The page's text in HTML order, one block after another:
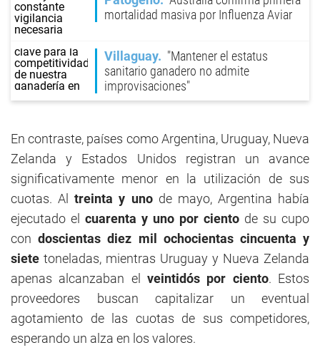
mortalidad masiva por Influenza Aviar
Villaguay
"Mantener el estatus
sanitario ganadero no admite
improvisaciones"
En contraste, países como Argentina, Uruguay, Nueva
Zelanda y Estados Unidos registran un avance
significativamente menor en la utilización de sus
cuotas. Altreinta y unode mayo, Argentina había
ejecutado el cuarenta y uno por ciento de su cupo
condoscientas diez mil ochocientas cincuenta y
siete toneladas, mientras Uruguay y Nueva Zelanda
apenas alcanzaban el veintidós por ciento. Estos
proveedores buscan capitalizar un eventual
agotamiento de las cuotas de sus competidores,
esperando un alza en los valores.